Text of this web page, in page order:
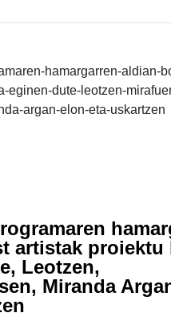
artistak proiektu
Leotzen,
Miranda